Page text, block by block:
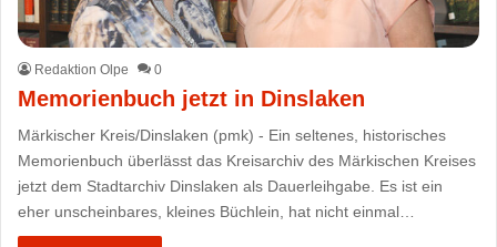
Redaktion Olpe 0
Memorienbuch jetzt in Dinslaken
Märkischer Kreis/Dinslaken (pmk) - Ein seltenes, historisches
Memorienbuch überlässt das Kreisarchiv des Märkischen Kreises
jetzt dem Stadtarchiv Dinslaken als Dauerleihgabe. Es ist ein
eher unscheinbares, kleines Büchlein, hat nicht einmal…